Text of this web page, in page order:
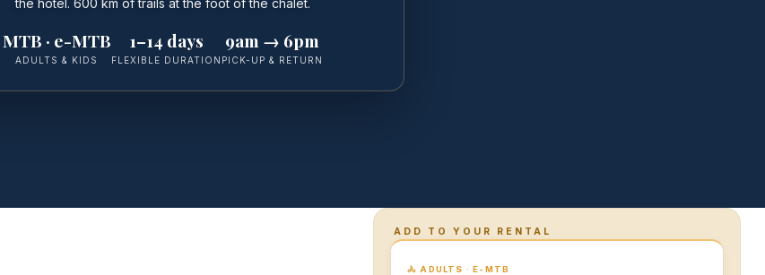
MTB · e-MTB
ADULTS & KIDS
1–14 days
FLEXIBLE DURATION
9am → 6pm
PICK-UP & RETURN
ADD TO YOUR RENTAL
🚴 ADULTS · E-MTB